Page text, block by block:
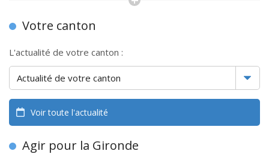
Votre canton
L'actualité de votre canton :
Voir toute l'actualité
Agir pour la Gironde